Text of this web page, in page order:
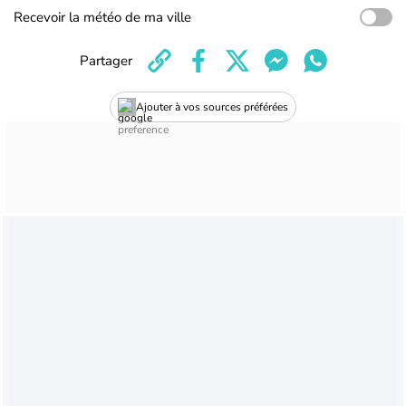
Recevoir la météo de ma ville
Ajouter à vos sources préférées
Partager